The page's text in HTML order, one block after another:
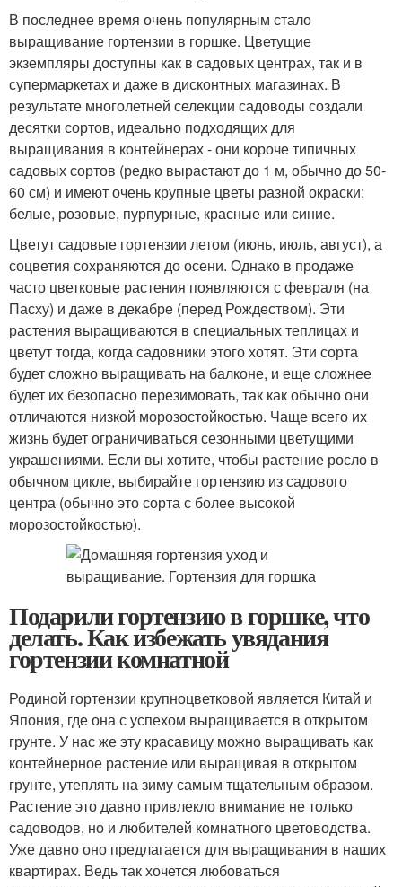
В последнее время очень популярным стало
выращивание гортензии в горшке. Цветущие
экземпляры доступны как в садовых центрах, так и в
супермаркетах и ​​даже в дисконтных магазинах. В
результате многолетней селекции садоводы создали
десятки сортов, идеально подходящих для
выращивания в контейнерах - они короче типичных
садовых сортов (редко вырастают до 1 м, обычно до 50-
60 см) и имеют очень крупные цветы разной окраски:
белые, розовые, пурпурные, красные или синие.
Цветут садовые гортензии летом (июнь, июль, август), а
соцветия сохраняются до осени. Однако в продаже
часто цветковые растения появляются с февраля (на
Пасху) и даже в декабре (перед Рождеством). Эти
растения выращиваются в специальных теплицах и
цветут тогда, когда садовники этого хотят. Эти сорта
будет сложно выращивать на балконе, и еще сложнее
будет их безопасно перезимовать, так как обычно они
отличаются низкой морозостойкостью. Чаще всего их
жизнь будет ограничиваться сезонными цветущими
украшениями. Если вы хотите, чтобы растение росло в
обычном цикле, выбирайте гортензию из садового
центра (обычно это сорта с более высокой
морозостойкостью).
Подарили гортензию в горшке, что
делать. Как избежать увядания
гортензии комнатной
Родиной гортензии крупноцветковой является Китай и
Япония, где она с успехом выращивается в открытом
грунте. У нас же эту красавицу можно выращивать как
контейнерное растение или выращивая в открытом
грунте, утеплять на зиму самым тщательным образом.
Растение это давно привлекло внимание не только
садоводов, но и любителей комнатного цветоводства.
Уже давно оно предлагается для выращивания в наших
квартирах. Ведь так хочется любоваться